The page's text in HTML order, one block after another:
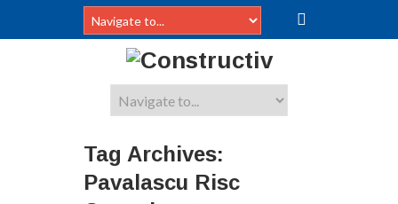
Tag Archives:
Pavalascu Risc